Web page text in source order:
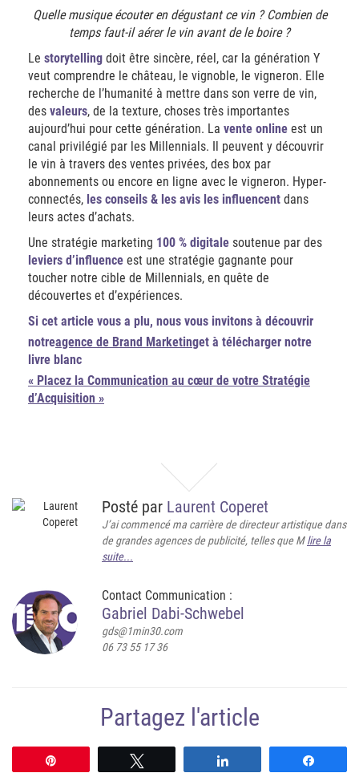
Quelle musique écouter en dégustant ce vin ? Combien de
temps faut-il aérer le vin avant de le boire ?
Le storytelling doit être sincère, réel, car la génération Y
veut comprendre le château, le vignoble, le vigneron. Elle
recherche de l’humanité à mettre dans son verre de vin,
des valeurs, de la texture, choses très importantes
aujourd’hui pour cette génération. La vente online est un
canal privilégié par les Millennials. Il peuvent y découvrir
le vin à travers des ventes privées, des box par
abonnements ou encore en ligne avec le vigneron. Hyper-
connectés, les conseils & les avis les influencent dans
leurs actes d’achats.
Une stratégie marketing 100 % digitale soutenue par des
leviers d’influence est une stratégie gagnante pour
toucher notre cible de Millennials, en quête de
découvertes et d’expériences.
Si cet article vous a plu, nous vous invitons à découvrir
notreagence de Brand Marketinget à télécharger notre
livre blanc
« Placez la Communication au cœur de votre Stratégie
d’Acquisition »
Posté par Laurent Coperet
J’ai commencé ma carrière de directeur artistique dans
de grandes agences de publicité, telles que Mlire la
suite...
Contact Communication :
Gabriel Dabi-Schwebel
gds@1min30.com
06 73 55 17 36
Partagez l'article